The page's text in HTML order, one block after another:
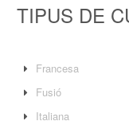
TIPUS DE
Francesa
Fusió
Italiana